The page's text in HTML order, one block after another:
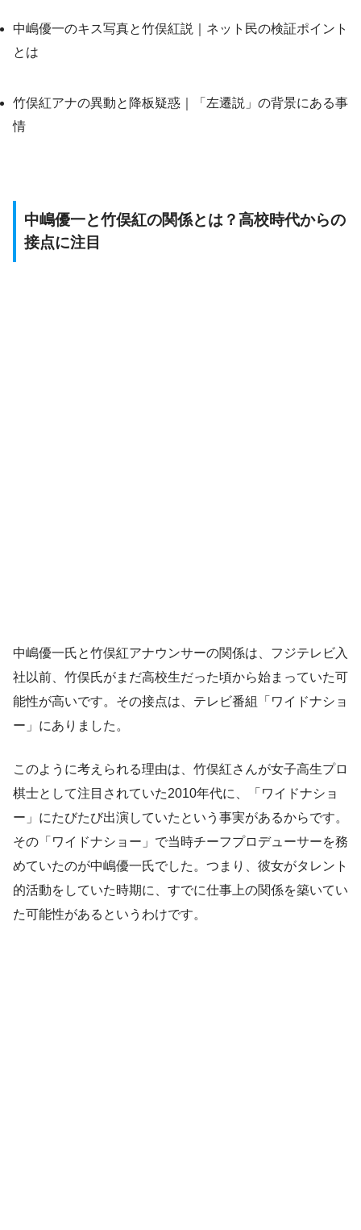
中嶋優一のキス写真と竹俣紅説｜ネット民の検証ポイント
とは
竹俣紅アナの異動と降板疑惑｜「左遷説」の背景にある事
情
中嶋優一と竹俣紅の関係とは？高校時代からの
接点に注目
中嶋優一氏と竹俣紅アナウンサーの関係は、フジテレビ入
社以前、竹俣氏がまだ高校生だった頃から始まっていた可
能性が高いです。その接点は、テレビ番組「ワイドナショ
ー」にありました。
このように考えられる理由は、竹俣紅さんが女子高生プロ
棋士として注目されていた2010年代に、「ワイドナショ
ー」にたびたび出演していたという事実があるからです。
その「ワイドナショー」で当時チーフプロデューサーを務
めていたのが中嶋優一氏でした。つまり、彼女がタレント
的活動をしていた時期に、すでに仕事上の関係を築いてい
た可能性があるというわけです。